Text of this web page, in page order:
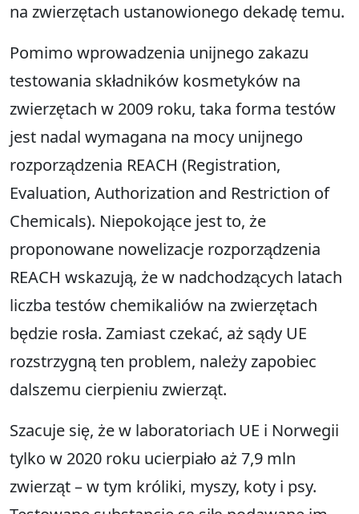
na zwierzętach ustanowionego dekadę temu.
Pomimo wprowadzenia unijnego zakazu
testowania składników kosmetyków na
zwierzętach w 2009 roku, taka forma testów
jest nadal wymagana na mocy unijnego
rozporządzenia REACH (Registration,
Evaluation, Authorization and Restriction of
Chemicals). Niepokojące jest to, że
proponowane nowelizacje rozporządzenia
REACH wskazują, że w nadchodzących latach
liczba testów chemikaliów na zwierzętach
będzie rosła. Zamiast czekać, aż sądy UE
rozstrzygną ten problem, należy zapobiec
dalszemu cierpieniu zwierząt.
Szacuje się, że w laboratoriach UE i Norwegii
tylko w 2020 roku ucierpiało aż 7,9 mln
zwierząt – w tym króliki, myszy, koty i psy.